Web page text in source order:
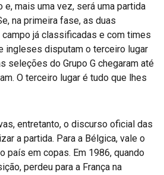
e, mais uma vez, será uma partida
na primeira fase, as duas
já classificadas e com times
ingleses disputam o terceiro lugar
seleções do Grupo G chegaram até
O terceiro lugar é tudo que lhes
entretanto, o discurso oficial das
a partida. Para a Bélgica, vale o
país em copas. Em 1986, quando
perdeu para a França na